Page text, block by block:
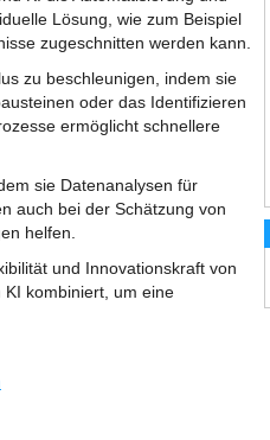
Lösung, wie zum Beispiel
zugeschnitten werden kann.
zu beschleunigen, indem sie
oder das Identifizieren
ermöglicht schnellere
sie Datenanalysen für
auch bei der Schätzung von
helfen.
und Innovationskraft von
kombiniert, um eine